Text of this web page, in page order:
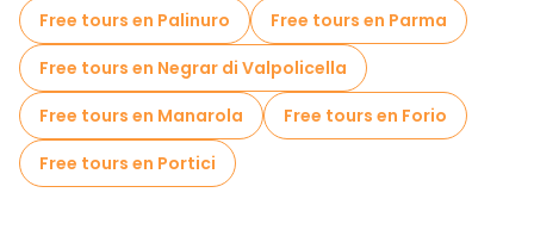
Free tours en Palinuro
Free tours en Parma
Free tours en Negrar di Valpolicella
Free tours en Manarola
Free tours en Forio
Free tours en Portici